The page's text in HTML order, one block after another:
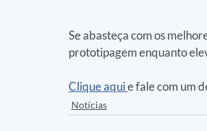
Se abasteça com os
prototipagem enquanto
Clique aqui e fale com um
Notícias